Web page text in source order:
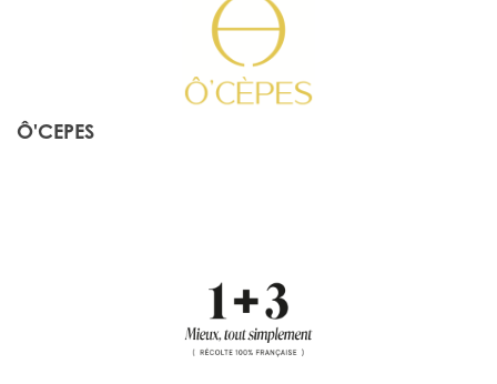
Ô'CEPES